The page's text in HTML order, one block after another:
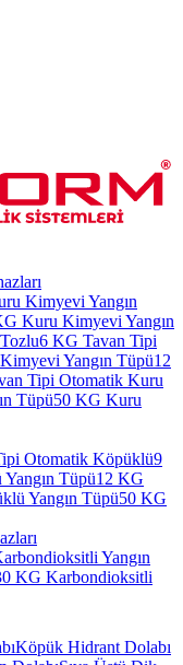
Kimyevi Yangın
Kuru Kimyevi Yangın
6 KG Tavan Tipi
Yangın Tüpü12
Tipi Otomatik Kuru
Tüpü50 KG Kuru
Otomatik Köpüklü9
Tüpü12 KG
Yangın Tüpü50 KG
Yangın
KG Karbondioksitli
Köpük Hidrant Dolabı